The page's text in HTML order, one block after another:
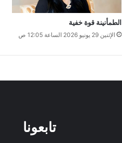
الطمأنينة قوة خفية
الإثنين 29 يونيو 2026 الساعة 12:05 ص
تابعونا